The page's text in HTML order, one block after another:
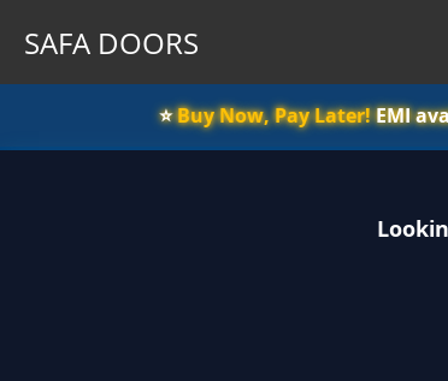
SAFA DOORS
⭐️Buy Now, Pay Later!EMI